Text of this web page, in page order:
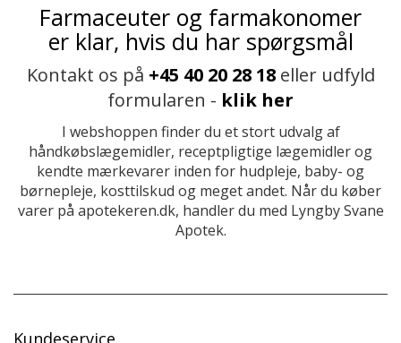
Farmaceuter og farmakonomer
er klar, hvis du har spørgsmål
Kontakt os på +45 40 20 28 18eller udfyld
formularen - klik her
I webshoppen finder du et stort udvalg af
håndkøbslægemidler, receptpligtige lægemidler og
kendte mærkevarer inden for hudpleje, baby- og
børnepleje, kosttilskud og meget andet. Når du køber
varer på apotekeren.dk, handler du med Lyngby Svane
Apotek.
Kundeservice